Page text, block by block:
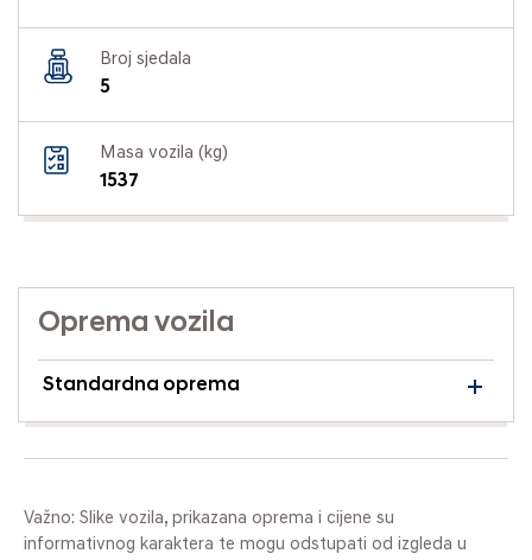
Broj sjedala
5
Masa vozila (kg)
1537
Oprema vozila
Standardna oprema
Važno: Slike vozila, prikazana oprema i cijene su
informativnog karaktera te mogu odstupati od izgleda u